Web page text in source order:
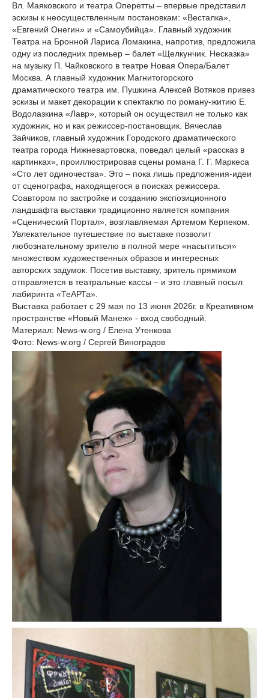
Вл. Маяковского и театра Оперетты – впервые представил
эскизы к неосуществленным постановкам: «Весталка»,
«Евгений Онегин» и «Самоубийца». Главный художник
Театра на Бронной Лариса Ломакина, напротив, предложила
одну из последних премьер – балет «Щелкунчик. Несказка»
на музыку П. Чайковского в театре Новая Опера/Балет
Москва. А главный художник Магнитогорского
драматического театра им. Пушкина Алексей Вотяков привез
эскизы и макет декорации к спектаклю по роману-житию Е.
Водолазкина «Лавр», который он осуществил не только как
художник, но и как режиссер-постановщик. Вячеслав
Зайчиков, главный художник Городского драматического
театра города Нижневартовска, поведал целый «рассказ в
картинках», проиллюстрировав сцены романа Г. Г. Маркеса
«Сто лет одиночества». Это – пока лишь предложения-идеи
от сценографа, находящегося в поисках режиссера.
Соавтором по застройке и созданию экспозиционного
ландшафта выставки традиционно является компания
«Сценический Портал», возглавляемая Артемом Керпеком.
Увлекательное путешествие по выставке позволит
любознательному зрителю в полной мере «насытиться»
множеством художественных образов и интересных
авторских задумок. Посетив выставку, зритель прямиком
отправляется в театральные кассы – и это главный посыл
лабиринта «ТеАРТа».
Выставка работает с 29 мая по 13 июня 2026г. в Креативном
пространстве «Новый Манеж» - вход свободный.
Материал: News-w.org / Елена Утенкова
Фото: News-w.org / Сергей Виноградов